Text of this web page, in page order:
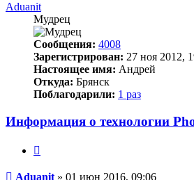
Aduanit
Мудрец
Сообщения: 4008
Зарегистрирован: 27 ноя 2012,
Настоящее имя: Андрей
Откуда: Брянск
Поблагодарили: 1 раз
Информация о технологии
Непрочитанное
Aduanit » 01 июн 2016, 09:06